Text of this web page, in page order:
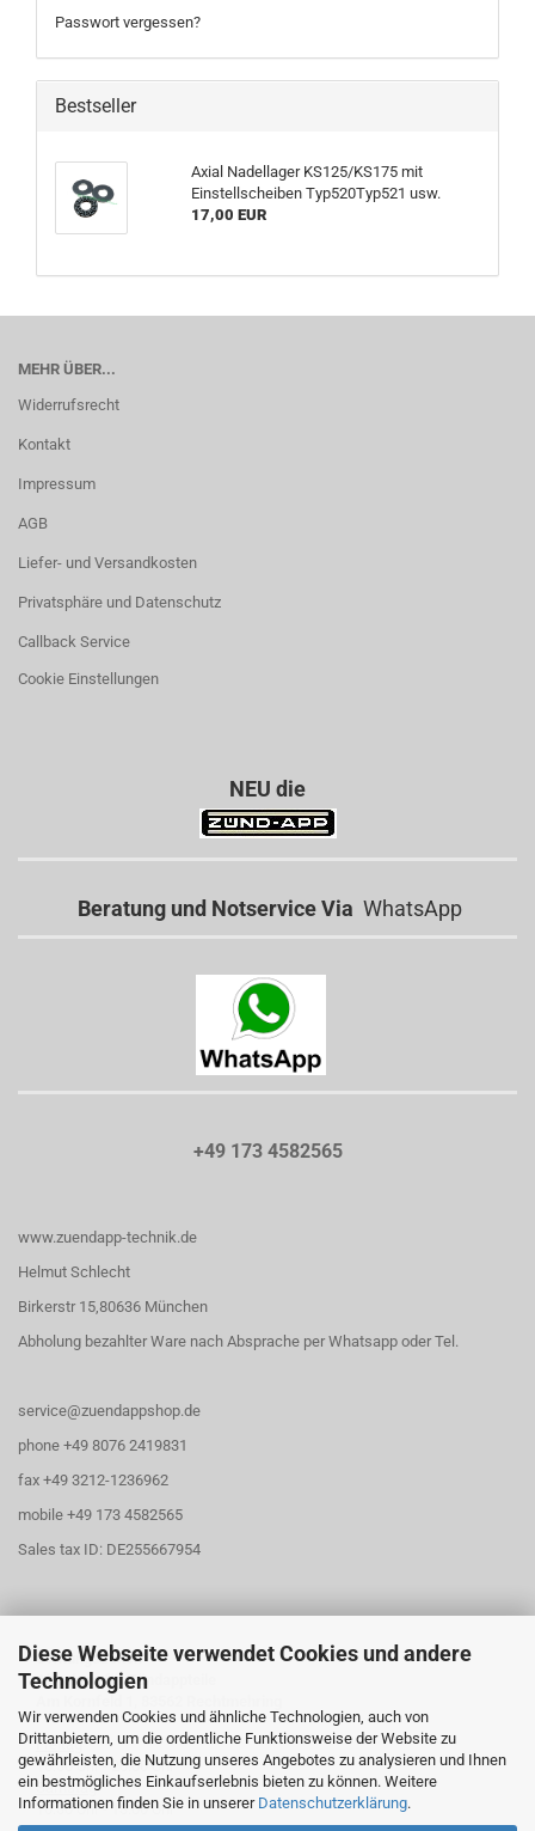
Diese Webseite verwendet Cookies und andere
Technologien
Wir verwenden Cookies und ähnliche Technologien, auch von
Drittanbietern, um die ordentliche Funktionsweise der Website zu
gewährleisten, die Nutzung unseres Angebotes zu analysieren und Ihnen
ein bestmögliches Einkaufserlebnis bieten zu können. Weitere
Informationen finden Sie in unserer Datenschutzerklärung.
Passwort vergessen?
Bestseller
Axial Nadellager KS125/KS175 mit
Einstellscheiben Typ520Typ521 usw.
17,00 EUR
MEHR ÜBER...
Widerrufsrecht
Kontakt
Impressum
AGB
Liefer- und Versandkosten
Privatsphäre und Datenschutz
Callback Service
Cookie Einstellungen
NEU die
Beratung und Notservice Via WhatsApp
+49 173 4582565
www.zuendapp-technik.de
Helmut Schlecht
Birkerstr 15,80636 München
Abholung bezahlter Ware nach Absprache per Whatsapp oder Tel.
service@zuendappshop.de
phone +49 8076 2419831
fax +49 3212-1236962
mobile +49 173 4582565
Sales tax ID: DE255667954
Öffnungszeiten
Abholung für Zündappteile
Freitag
16:30 Uhr - 20:00 Uhr
Samstag
10:30 Uhr - 13:00 Uhr